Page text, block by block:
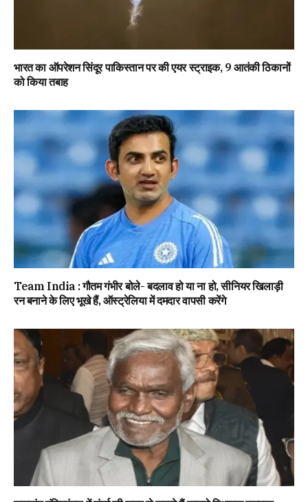
भारत का ऑपरेशन सिंदूर पाकिस्तान पर की एयर स्ट्राइक, 9 आतंकी ठिकानों
को किया तबाह
Team India : गौतम गंभीर बोले- बदलाव हो या ना हो, सीनियर खिलाड़ी
रन बनाने के लिए भूखे हैं, ऑस्ट्रेलिया में दमदार वापसी करेंगे